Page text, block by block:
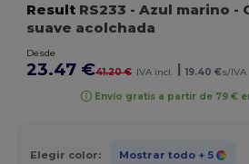
Result RS233 - Azul marino -
suave acolchada
Desde
23.47 €41.20 € IVA incl. 19.40 €s/IVA
Envío gratis a partir de 79 €
Elegir color: Mostrar todo + 5